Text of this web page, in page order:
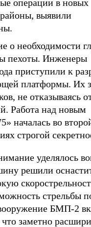
операции в новых
выявили
о необходимости
пехоты. Инженеры
приступили к
платформы. Их
не отказываясь
Работа над новым
началась во
строгой
уделялось
решили
стрельбы
БМП-2
заметно